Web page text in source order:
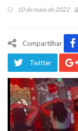
10 de maio de 2022
Compartilhar
Twitter